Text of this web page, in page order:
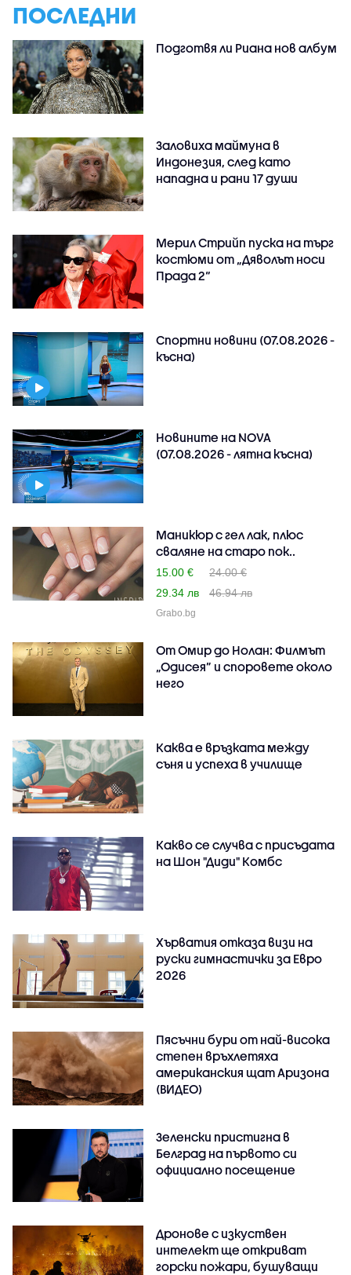
ПОСЛЕДНИ
Подготвя ли Риана нов албум
Заловиха маймуна в
Индонезия, след като
нападна и рани 17 души
Мерил Стрийп пуска на търг
костюми от „Дяволът носи
Прада 2“
Спортни новини (07.08.2026 -
късна)
Новините на NOVA
(07.08.2026 - лятна късна)
Маникюр с гел лак, плюс
сваляне на старо пок..
15.00 €
24.00 €
29.34 лв
46.94 лв
Grabo.bg
От Омир до Нолан: Филмът
„Одисея” и споровете около
него
Каква е връзката между
съня и успеха в училище
Какво се случва с присъдата
на Шон "Диди" Комбс
Хърватия отказа визи на
руски гимнастички за Евро
2026
Пясъчни бури от най-висока
степен връхлетяха
американския щат Аризона
(ВИДЕО)
Зеленски пристигна в
Белград на първото си
официално посещение
Дронове с изкуствен
интелект ще откриват
горски пожари, бушуващи